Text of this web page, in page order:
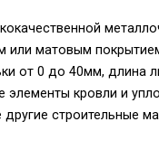
матовым
от 0 до 40мм, длина
кровли и
строительные